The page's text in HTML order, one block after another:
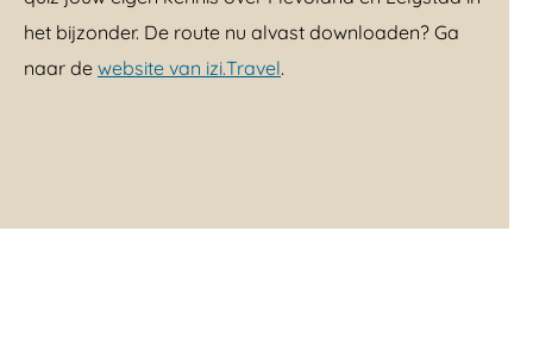
het bijzonder. De route nu alvast downloaden? Ga
naar de website van izi.Travel.